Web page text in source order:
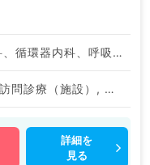
神経内科、一般内科、循環器内科、呼吸器内科、消化器内科、内分泌・代謝内科、腎臓内科、老年内科、血液内科、膠原病科
訪問診療（居宅）, 訪問診療（施設）, その他, 訪問診療（居宅）, 訪問診療（施設）, 訪問診療（居宅）, 訪問診療（施設）
詳細を
見る